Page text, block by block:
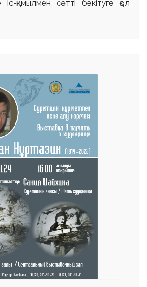
қимылмен сәтті бекітуге қол